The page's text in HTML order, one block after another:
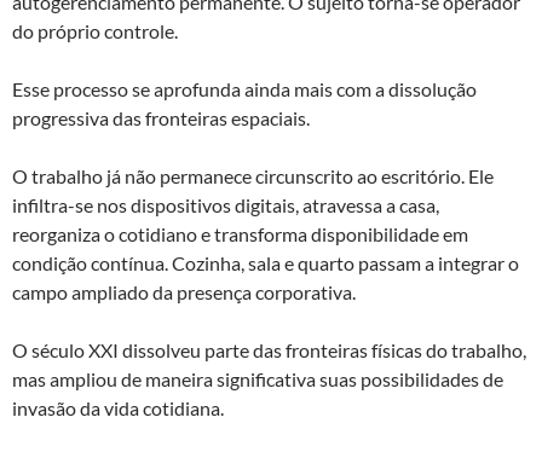
do próprio controle.
Esse processo se aprofunda ainda mais com a dissolução
progressiva das fronteiras espaciais.
O trabalho já não permanece circunscrito ao escritório. Ele
infiltra-se nos dispositivos digitais, atravessa a casa,
reorganiza o cotidiano e transforma disponibilidade em
condição contínua. Cozinha, sala e quarto passam a integrar o
campo ampliado da presença corporativa.
O século XXI dissolveu parte das fronteiras físicas do trabalho,
mas ampliou de maneira significativa suas possibilidades de
invasão da vida cotidiana.